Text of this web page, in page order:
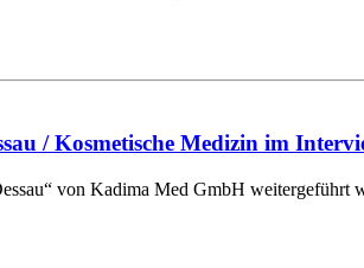
/ Kosmetische Medizin im
von Kadima Med GmbH